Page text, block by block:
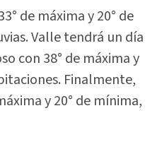
de máxima y 20° de
Valle tendrá un día
con 38° de máxima y
Finalmente,
y 20° de mínima,